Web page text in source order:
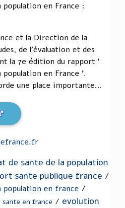
population en France :
et la Direction de la
de l'évaluation et des
la 7e édition du rapport '
en France '.
une place importante...
de sante de la population
sante publique france /
population en france /
sante en france / evolution